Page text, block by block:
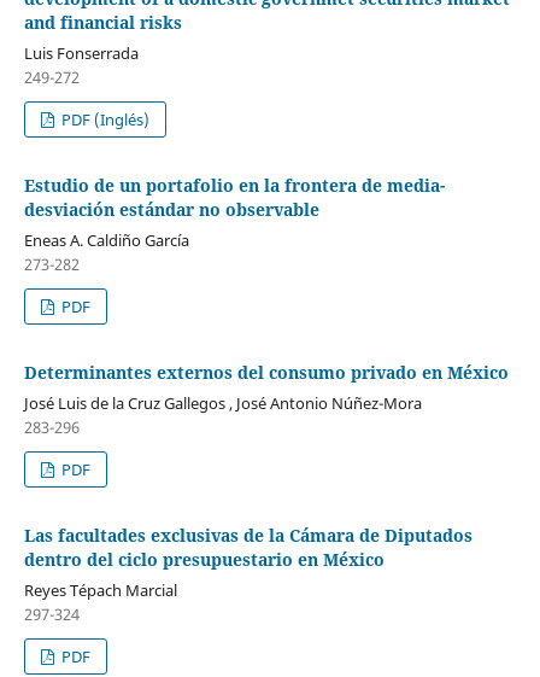
and financial risks
Luis Fonserrada
249-272
PDF (Inglés)
Estudio de un portafolio en la frontera de media-
desviación estándar no observable
Eneas A. Caldiño García
273-282
PDF
Determinantes externos del consumo privado en México
José Luis de la Cruz Gallegos , José Antonio Núñez-Mora
283-296
PDF
Las facultades exclusivas de la Cámara de Diputados
dentro del ciclo presupuestario en México
Reyes Tépach Marcial
297-324
PDF